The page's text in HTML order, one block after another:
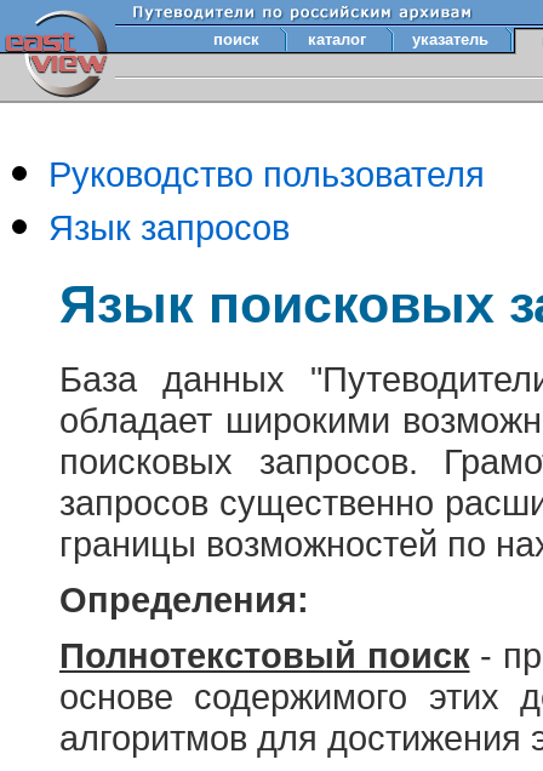
поиск каталог указатель
Руководство пользователя
Язык запросов
Язык поисковых
База данных
обладает широкими
поисковых запросов.
запросов существенно
границы возможностей по
Определения:
Полнотекстовый поиск-
основе содержимого этих
алгоритмов для достижения